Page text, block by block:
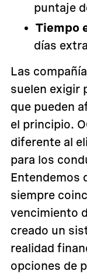
puntaje
Tiempo
días
Las
suelen exigir
que pueden
el principio.
diferente al
para los
Entendemos
siempre
vencimiento
creado un
realidad
opciones de